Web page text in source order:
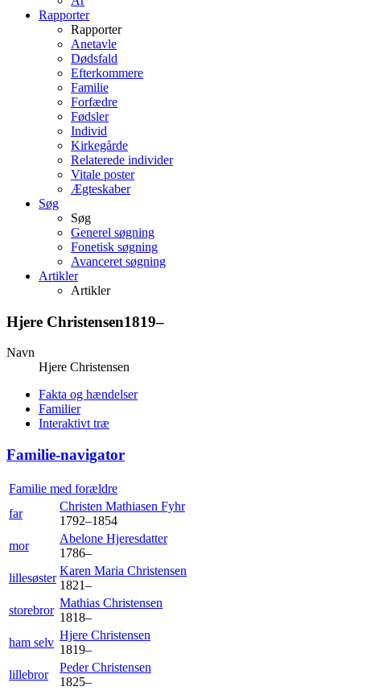
Rapporter
Rapporter
Anetavle
Dødsfald
Efterkommere
Familie
Forfædre
Fødsler
Individ
Kirkegårde
Relaterede individer
Vitale poster
Ægteskaber
Søg
Søg
Generel søgning
Fonetisk søgning
Avanceret søgning
Artikler
Artikler
Hjere Christensen1819–
Navn
Hjere Christensen
Fakta og hændelser
Familier
Interaktivt træ
Familie-navigator
Familie med forældre
far
Christen Mathiasen Fyhr
1792–1854
mor
Abelone Hjeresdatter
1786–
lillesøster
Karen Maria Christensen
1821–
storebror
Mathias Christensen
1818–
ham selv
Hjere Christensen
1819–
lillebror
PederChristensen
1825–